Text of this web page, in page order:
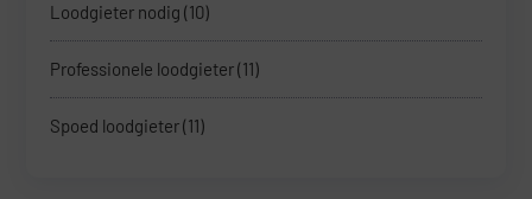
Loodgieter nodig (10)
Professionele loodgieter(11)
Spoed loodgieter(11)